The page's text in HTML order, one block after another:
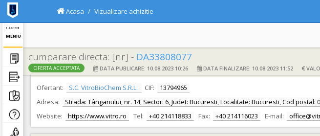
E - LICITATIE
MENIU
Acasa Vizualizare achizitie
cumparare directa: [nr] - DA33808077
OFERTA ACCEPTATA DATA PUBLICARE: 10.08.2023 10:26 DATA FINALIZARE: 10.08.2023 11:52
DATE IDENTIFICARE OFERTANT
Ofertant:
S.C. VitroBioChem S.R.L. CIF:
13794965
Adresa:
Strada: Tânganului, nr. 14, Sector: 6, Judet: Bucuresti, Localitate: Bucuresti, Cod postal:
Website:
https://www.vitro.ro Tel: +40 214118833 Fax: +40 214116023 E-mail: